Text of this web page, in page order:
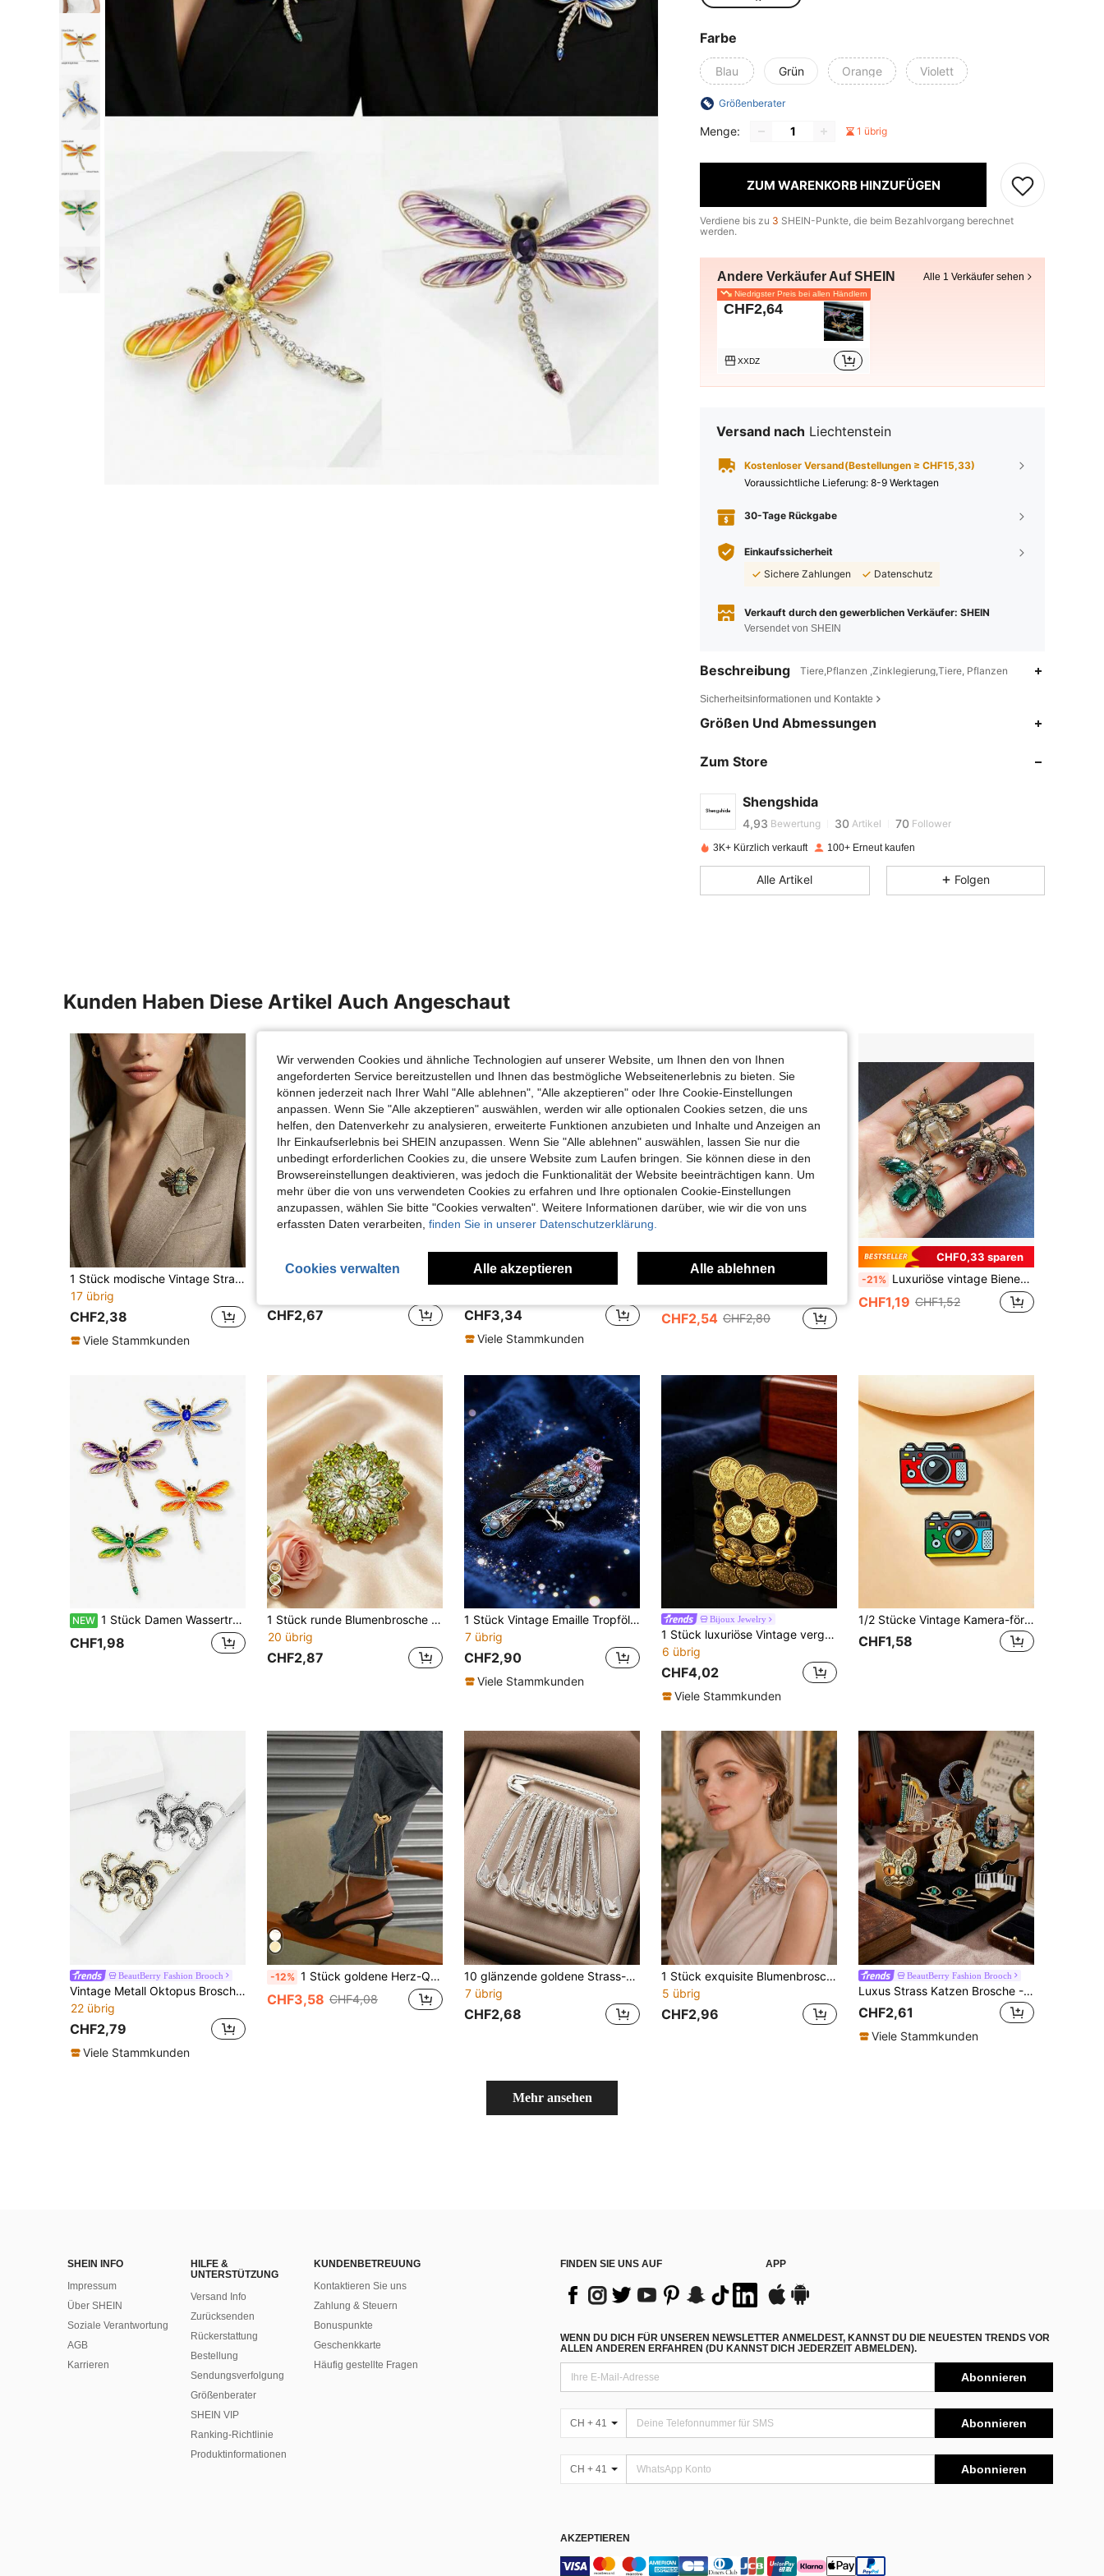
Farbe
Blau Grün Orange Violett
Größenberater
Menge: 1 übrig
ZUM WARENKORB HINZUFÜGEN
Verdiene bis zu 3 SHEIN-Punkte, die beim Bezahlvorgang berechnet
werden.
Andere Verkäufer Auf SHEIN Alle 1 Verkäufer sehen
Niedrigster Preis bei allen Händlern
CHF2,64
XXDZ
Versand nach Liechtenstein
Kostenloser Versand(Bestellungen ≥ CHF15,33)
Voraussichtliche Lieferung: 8-9 Werktagen
30-Tage Rückgabe
Einkaufssicherheit
Sichere Zahlungen
Datenschutz
Verkauft durch den gewerblichen Verkäufer: SHEIN
Versendet von SHEIN
Beschreibung Tiere,Pflanzen ,Zinklegierung,Tiere, Pflanzen
Sicherheitsinformationen und Kontakte
Größen Und Abmessungen
Zum Store
Shengshida
4,93 30
4,93
4,93 Bewertung 30 Artikel 70 Follower
4,93 30
70
4,93
4,93
30 70
3K+ Kürzlich verkauft 100+ Erneut kaufen
Alle Artikel Folgen
Kunden Haben Diese Artikel Auch Angeschaut
1 Stück modische Vintage Strass Bienen Brosche für Frauen
17 übrig
CHF2,38
Viele Stammkunden
CHF2,67
Herseygold Jewellery
CHF3,34
Viele Stammkunden
CHF2,54 CHF2,80
CHF0,33 sparen
-21% Luxuriöse vintage Bienen-Brosche für Frauen, antikgoldener Strass-Insekten-Pin, elegante französische Stil Brosche geeignet für Mäntel, Anzüge, Pullover, modisches Accessoire Geschenk für Mutter, Vater, Abschluss und Lehrer
CHF1,19 CHF1,52
NEW 1 Stück Damen Wassertropfen Öl-Tropfen Libelle Brosche, passendes Anzugjacke Revers-Anstecknadel Accessoire, modische Anti-Blend-Brosche
CHF1,98
1 Stück runde Blumenbrosche Reversnadel, elegantes glamouröses Kragenaccessoire unisex für Herren und Damen, Hochzeit Bankett formeller Anzug tägliche Büro Mantel Dekoration Geschenk
20 übrig
CHF2,87
1 Stück Vintage Emaille Tropföl Perle Kleine Vogel Brosche, elegante Damen Brosche, geeignet als Muttertagsgeschenk, Party- und Bankettoutfit Accessoire
7 übrig
CHF2,90
Viele Stammkunden
Bijoux Jewelry
1 Stück luxuriöse Vintage vergoldete Brosche, münzförmig mit eingraviertem osmanischem Muster, ovale Kette mit Quaste, Damen-Brosche für Hochzeit, Bankett und Feiertage, ideales Geschenk
6 übrig
CHF4,02
Viele Stammkunden
1/2 Stücke Vintage Kamera-förmige Brosche, Anti-Expositions-buntes Design, exquisites Legierungsmaterial, handwerkliche Textur, Anstecknadel für Kleidung und Taschen, um Ihr gesamtes Outfit aufzuwerten
CHF1,58
BeautBerry Fashion Brooch
Vintage Metall Oktopus Broschen - Klassische Meerestier Anstecknadeln für Damen und Herren, Bankett Kleidung Accessoires/ Freunde Party Abzeichen Geschenke
22 übrig
CHF2,79
Viele Stammkunden
-12% 1 Stück goldene Herz-Quaste Brosche, vielseitig verwendbare Pfeil-Ketten Kragen-Anstecknadel geeignet für Jeans, Anzüge, Taschen, vintage Metall Kleidung Dekor Accessoire für Frauen & Mädchen
CHF3,58 CHF4,08
10 glänzende goldene Strass-Broschen - Damen Hemd Kleid Kragen Kappe Accessoire Sicherheitsnadel künstlicher Kristall Clip
7 übrig
CHF2,68
1 Stück exquisite Blumenbrosche, hochwertiges Mode-Schmuckgeschenk, geeignet für Alltag, Pendeln, Party, Feiertage, Urlaubsdekoration, Unisex-Accessoire
5 übrig
CHF2,96
BeautBerry Fashion Brooch
Luxus Strass Katzen Brosche - Tier Anstecknadeln für Frauen Unisex Lässig Party Schmuck Accessoires / Freund Geschenke Abzeichen Dekoration
CHF2,61
Viele Stammkunden
Mehr ansehen
SHEIN INFO
Impressum
Über SHEIN
Soziale Verantwortung
AGB
Karrieren
HILFE &
UNTERSTÜTZUNG
Versand Info
Zurücksenden
Rückerstattung
Bestellung
Sendungsverfolgung
Größenberater
SHEIN VIP
Ranking-Richtlinie
​Produktinformationen
KUNDENBETREUUNG
Kontaktieren Sie uns
Zahlung & Steuern
Bonuspunkte
Geschenkkarte
Häufig gestellte Fragen
FINDEN SIE UNS AUF APP
WENN DU DICH FÜR UNSEREN NEWSLETTER ANMELDEST, KANNST DU DIE NEUESTEN TRENDS VOR
ALLEN ANDEREN ERFAHREN (DU KANNST DICH JEDERZEIT ABMELDEN).
Abonnieren
CH + 41 Abonnieren
CH + 41 Abonnieren
AKZEPTIEREN
Wir verwenden Cookies und ähnliche Technologien auf unserer Website, um Ihnen den von Ihnen
angeforderten Service bereitzustellen und Ihnen das bestmögliche Webseitenerlebnis zu bieten. Sie
können jederzeit nach Ihrer Wahl "Alle ablehnen", "Alle akzeptieren" oder Ihre Cookie-Einstellungen
anpassen. Wenn Sie "Alle akzeptieren" auswählen, werden wir alle optionalen Cookies setzen, die uns
helfen, den Datenverkehr zu analysieren, erweiterte Funktionen anzubieten und Inhalte und Anzeigen an
Ihr Einkaufserlebnis bei SHEIN anzupassen. Wenn Sie "Alle ablehnen" auswählen, lassen Sie nur die
unbedingt erforderlichen Cookies zu, die unsere Website zum Laufen bringen. Sie können diese in den
Browsereinstellungen deaktivieren, was jedoch die Funktionalität der Website beeinträchtigen kann. Um
mehr über die von uns verwendeten Cookies zu erfahren und Ihre optionalen Cookie-Einstellungen
anzupassen, wählen Sie bitte "Cookies verwalten". Weitere Informationen darüber, wie wir die von uns
erfassten Daten verarbeiten, finden Sie in unserer Datenschutzerklärung.
Cookies verwalten Alle akzeptieren Alle ablehnen